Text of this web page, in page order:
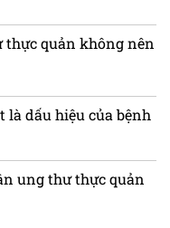
quản không nên
dấu hiệu của bệnh
ung thư thực quản